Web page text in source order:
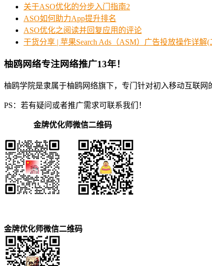
关于ASO优化的分步入门指南2
ASO如何助力App提升排名
ASO优化之阅读并回复应用的评论
干货分享 | 苹果Search Ads（ASM）广告投放操作详解(
柚鸥网络专注网络推广13年！
柚鸥学院是隶属于柚鸥网络旗下，专门针对初入移动互联网
PS：若有疑问或者推广需求可联系我们！
金牌优化师微信二维码
金牌优化师微信二维码